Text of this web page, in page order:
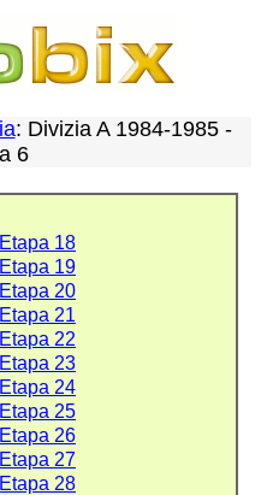
: Divizia A 1984-1985 -
6
Etapa 18
Etapa 19
Etapa 20
Etapa 21
Etapa 22
Etapa 23
Etapa 24
Etapa 25
Etapa 26
Etapa 27
Etapa 28